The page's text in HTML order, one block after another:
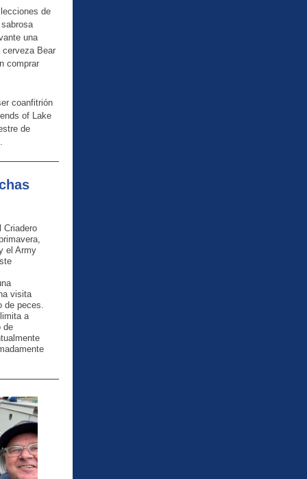
de
una
Bear
comprar
coanfitrión
of Lake
de
Criadero
el Army
visita
de peces.
a
de